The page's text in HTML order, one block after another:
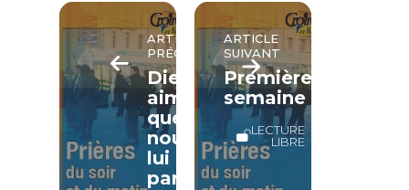
ARTICLE
PRÉCÉDENT
Dieu
aime
que
nous
lui
parlions
ARTICLE
SUIVANT
Première
semaine
LECTURE
LIBRE